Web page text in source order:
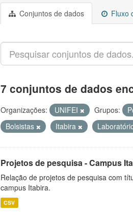
Conjuntos de dados Fluxo
7 conjuntos de dados
Organizações: UNIFEI Grupos:
Bolsistas
Itabira
Projetos de pesquisa - Campus
Relação de projetos de pesquisa com
campus Itabira.
CSV